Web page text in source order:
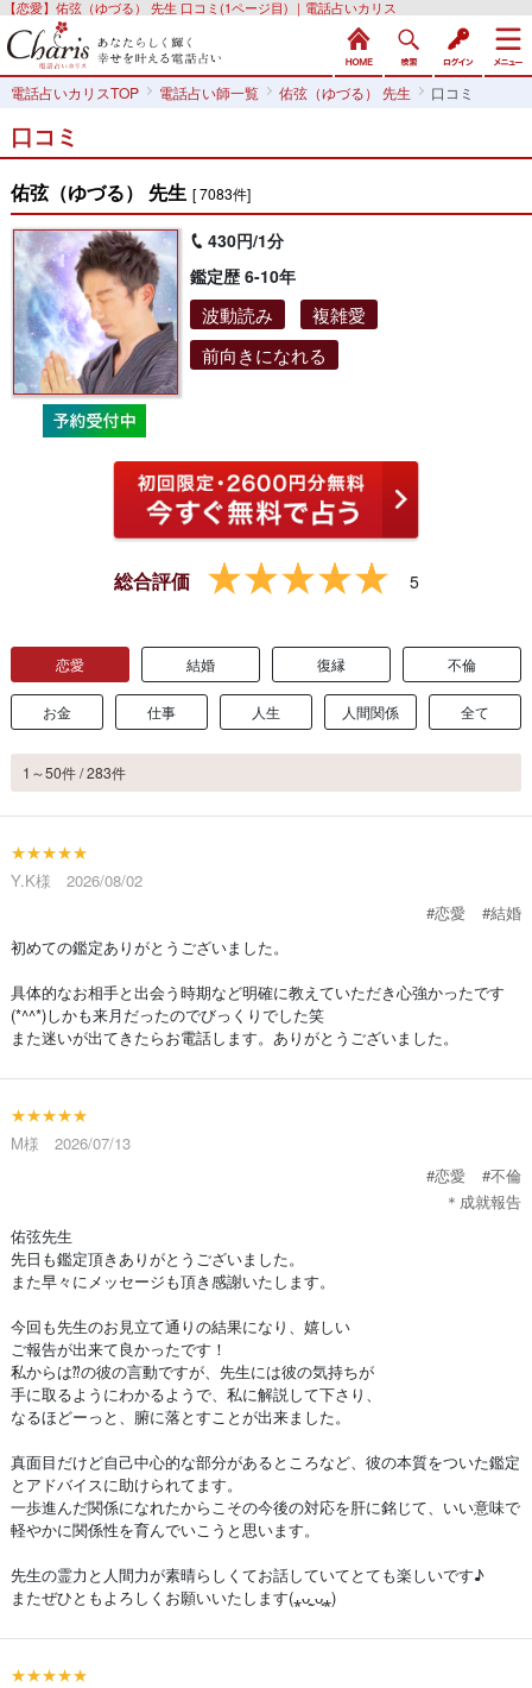
【恋愛】佑弦（ゆづる） 先生 口コミ(1ページ目) ｜電話占いカリス
電話占いカリスTOP 電話占い師一覧 佑弦（ゆづる） 先生 口コミ
口コミ
佑弦（ゆづる） 先生 [ 7083件]
430円/1分
鑑定歴 6-10年
波動読み
複雑愛
前向きになれる
総合評価 5
恋愛 結婚 復縁 不倫
お金 仕事 人生 人間関係 全て
1～50件 / 283件
★★★★★
Y.K様 2026/08/02
#恋愛
#結婚
初めての鑑定ありがとうございました。
具体的なお相手と出会う時期など明確に教えていただき心強かったです
(*^^*)しかも来月だったのでびっくりでした笑
また迷いが出てきたらお電話します。ありがとうございました。
★★★★★
M様 2026/07/13
#恋愛
#不倫
＊成就報告
佑弦先生
先日も鑑定頂きありがとうございました。
また早々にメッセージも頂き感謝いたします。
今回も先生のお見立て通りの結果になり、嬉しい
ご報告が出来て良かったです！
私からは⁇の彼の言動ですが、先生には彼の気持ちが
手に取るようにわかるようで、私に解説して下さり、
なるほどーっと、腑に落とすことが出来ました。
真面目だけど自己中心的な部分があるところなど、彼の本質をついた鑑定
とアドバイスに助けられてます。
一歩進んだ関係になれたからこその今後の対応を肝に銘じて、いい意味で
軽やかに関係性を育んでいこうと思います。
先生の霊力と人間力が素晴らしくてお話していてとても楽しいです♪
またぜひともよろしくお願いいたします(⁎ᴗ͈ˬᴗ͈⁎)
★★★★★